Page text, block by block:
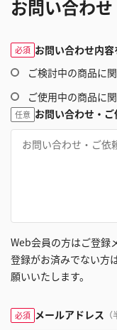
お問い合わ
必須 お問い合わせ内容
ご検討中の商品に
ご使用中の商品に
任意 お問い合わせ・
Web会員の方はご登録
登録がお済みでない方
願いいたします。
必須 メールアドレス